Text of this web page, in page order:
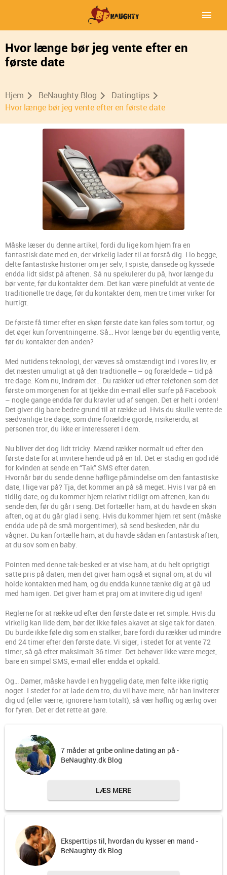
Hvor længe bør jeg vente efter en
første date
Hjem BeNaughty Blog
Datingtips
Hvor længe bør jeg vente efter en første date
Måske læser du denne artikel, fordi du lige kom hjem fra en
fantastisk date med en, der virkelig lader til at forstå dig. I lo begge,
delte fantastiske historier om jer selv, I spiste, dansede og kyssede
endda lidt sidst på aftenen. Så nu spekulerer du på, hvor længe du
bør vente, før du kontakter dem. Det kan være pinefuldt at vente de
traditionelle tre dage, før du kontakter dem, men tre timer virker for
hurtigt.
De første få timer efter en skøn første date kan føles som tortur, og
det øger kun forventningerne. Så… Hvor længe bør du egentlig vente,
før du kontakter den anden?
Med nutidens teknologi, der væves så omstændigt ind i vores liv, er
det næsten umuligt at gå den tradtionelle – og forældede – tid på
tre dage. Kom nu, indrøm det… Du rækker ud efter telefonen som det
første om morgenen for at tjekke din e-mail eller surfe på Facebook
– nogle gange endda før du kravler ud af sengen. Det er helt i orden!
Det giver dig bare bedre grund til at række ud. Hvis du skulle vente de
sædvanlige tre dage, som dine forældre gjorde, risikererdu, at
personen tror, du ikke er interesseret i dem.
Nu bliver det dog lidt tricky. Mænd rækker normalt ud efter den
første date for at invitere hende ud på en til. Det er stadig en god idé
for kvinden at sende en “Tak” SMS efter daten.
Hvornår bør du sende denne høflige påmindelse om den fantastiske
date, I lige var på? Tja, det kommer an på så meget. Hvis I var på en
tidlig date, og du kommer hjem relativt tidligt om aftenen, kan du
sende den, før du går i seng. Det fortæller ham, at du havde en skøn
aften, og at du går glad i seng. Hvis du kommer hjem ret sent (måske
endda ude på de små morgentimer), så send beskeden, når du
vågner. Du kan fortælle ham, at du havde sådan en fantastisk aften,
at du sov som en baby.
Pointen med denne tak-besked er at vise ham, at du helt oprigtigt
satte pris på daten, men det giver ham også et signal om, at du vil
holde kontakten med ham, og du endda kunne tænke dig at gå ud
med ham igen. Det giver ham et praj om at invitere dig ud igen!
Reglerne for at række ud efter den første date er ret simple. Hvis du
virkelig kan lide dem, bør det ikke føles akavet at sige tak for daten.
Du burde ikke føle dig som en stalker, bare fordi du rækker ud mindre
end 24 timer efter den første date. Vi siger, i stedet for at vente 72
timer, så gå efter maksimalt 36 timer. Det behøver ikke være meget,
bare en simpel SMS, e-mail eller endda et opkald.
Og… Damer, måske havde I en hyggelig date, men følte ikke rigtig
noget. I stedet for at lade dem tro, du vil have mere, når han inviterer
dig ud (eller værre, ignorere ham totalt), så vær høflig og ærlig over
for fyren. Det er det rette at gøre.
7 måder at gribe online dating an på -
BeNaughty.dk Blog
LÆS MERE
Eksperttips til, hvordan du kysser en mand -
BeNaughty.dk Blog